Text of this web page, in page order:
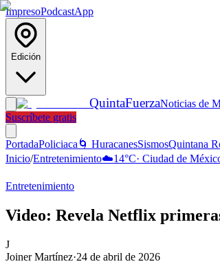
ImpresoPodcastApp
Edición
QuintaFuerzaNoticias de
Suscríbete gratis
PortadaPoliciaca 🌀 HuracanesSismosQuintana
Inicio/Entretenimiento☁️14°C· Ciudad de
Entretenimiento
Video: Revela Netflix
J
Joiner Martínez·24 de abril de 2026